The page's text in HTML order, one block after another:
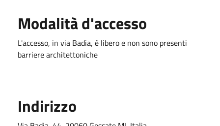
Modalità d'accesso
L'accesso, in via Badia, è libero e non sono presenti
barriere architettoniche
Indirizzo